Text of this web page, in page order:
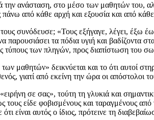
ανάσταση, στο μέσο των μαθητών του,
από κάθε αρχή και εξουσία και από
τους συνόδευσε; «Τους εξήγαγε, λέγει,
παρουσιάσει τα πόδια υγιή και βαδίζοντα
τύπους των πληγών, προς διαπίστωση του
μαθητών» δεικνύεται και το ότι αυτοί
γιατί από εκείνη την ώρα οι απόστολοι
σε σας», τούτη τη γλυκιά και
είδε φοβισμένους και ταραγμένους
είναι αυτός ο ίδιος, πρότεινε τη